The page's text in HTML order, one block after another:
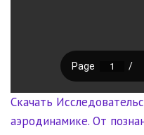
Скачать
аэродинамике. От